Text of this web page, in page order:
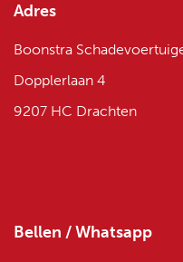
Adres
Boonstra
Dopplerlaan 4
9207 HC Drachten
Bellen / Whatsapp